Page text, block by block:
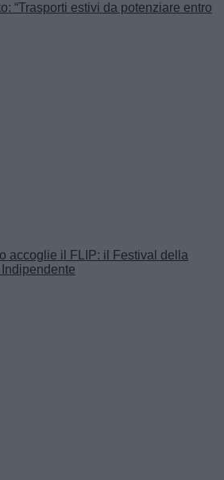
“Trasporti estivi da potenziare entro
accoglie il FLIP: il Festival della